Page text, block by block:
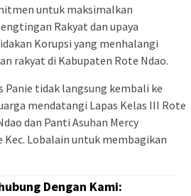
untuk maksimalkan
Rakyat dan upaya
Korupsi yang menhalangi
rakyat di Kabupaten Rote Ndao.
Panie tidak langsung kembali ke
mendatangi Lapas Kelas III Rote
dan Panti Asuhan Mercy
Kec. Lobalain untuk membagikan
Dengan Kami: